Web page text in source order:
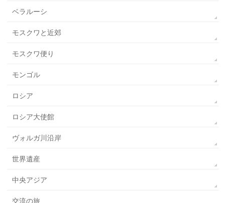
ベラルーシ
モスクワと近郊
モスクワ便り
モンゴル
ロシア
ロシア大使館
ヴォルガ川沿岸
世界遺産
中央アジア
交流の旅